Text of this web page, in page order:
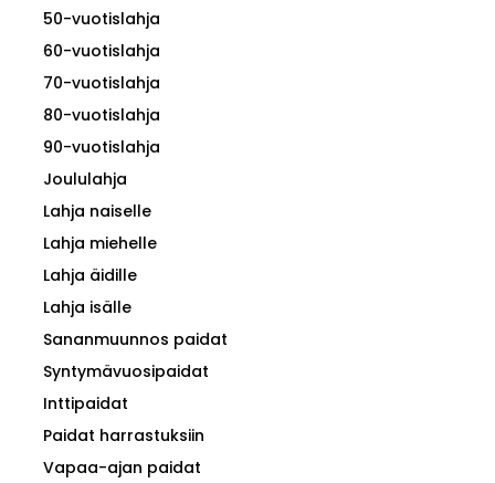
50-vuotislahja
60-vuotislahja
70-vuotislahja
80-vuotislahja
90-vuotislahja
Joululahja
Lahja naiselle
Lahja miehelle
Lahja äidille
Lahja isälle
Sananmuunnos paidat
Syntymävuosipaidat
Inttipaidat
Paidat harrastuksiin
Vapaa-ajan paidat